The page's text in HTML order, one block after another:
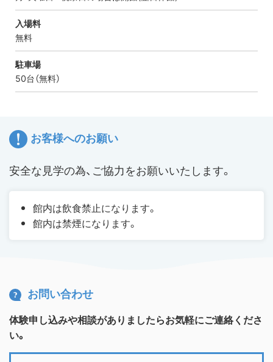
入場料
無料
駐車場
50台（無料）
お客様へのお願い
安全な見学の為、ご協力をお願いいたします。
館内は飲食禁止になります。
館内は禁煙になります。
お問い合わせ
体験申し込みや相談がありましたらお気軽にご連絡くださ
い。